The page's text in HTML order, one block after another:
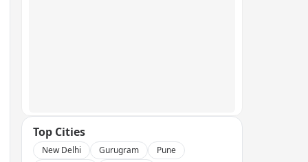
Top Cities
New Delhi Gurugram
Pune